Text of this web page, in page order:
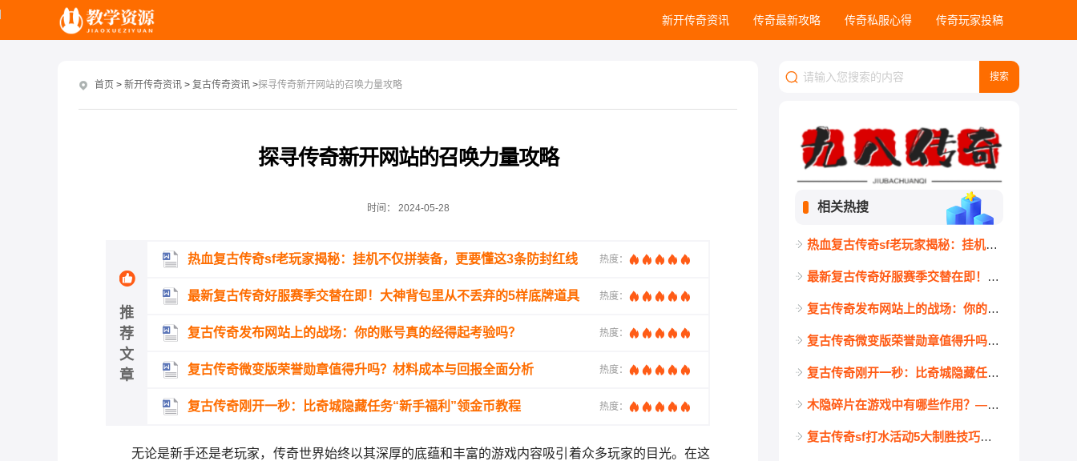
新开传奇资讯 传奇最新攻略 传奇私服心得 传奇玩家投稿
首页 > 新开传奇资讯 > 复古传奇资讯 >探寻传奇新开网站的召唤力量攻略
探寻传奇新开网站的召唤力量攻略
时间： 2024-05-28
推
荐
文
章
热血复古传奇sf老玩家揭秘：挂机不仅拼装备，更要懂这3条防封红线 热度：
最新复古传奇好服赛季交替在即！大神背包里从不丢弃的5样底牌道具 热度：
复古传奇发布网站上的战场：你的账号真的经得起考验吗？ 热度：
复古传奇微变版荣誉勋章值得升吗？材料成本与回报全面分析 热度：
复古传奇刚开一秒：比奇城隐藏任务“新手福利”领金币教程 热度：
无论是新手还是老玩家，传奇世界始终以其深厚的底蕴和丰富的游戏内容吸引着众多玩家的目光。在这
相关热搜
热血复古传奇sf老玩家揭秘：挂机不仅拼装备，更要懂这3条防封红线
最新复古传奇好服赛季交替在即！大神背包里从不丢弃的5样底牌道具
复古传奇发布网站上的战场：你的账号真的经得起考验吗？
复古传奇微变版荣誉勋章值得升吗？材料成本与回报全面分析
复古传奇刚开一秒：比奇城隐藏任务“新手福利”领金币教程
木隐碎片在游戏中有哪些作用？——复古传奇发布网玩家必看攻略
复古传奇sf打水活动5大制胜技巧！老司机教你轻松搬空奖励池